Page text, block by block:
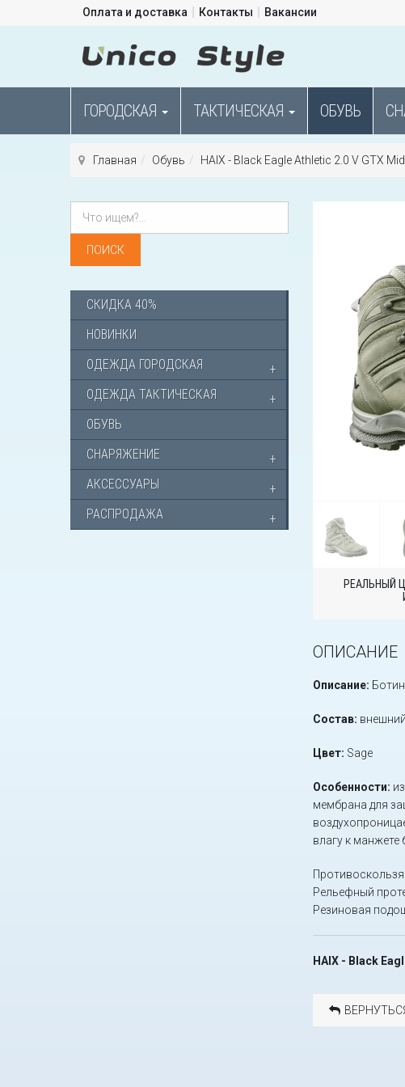
Оплата и доставка Контакты Вакансии
ГОРОДСКАЯ ТАКТИЧЕСКАЯ ОБУВЬ
Главная Обувь HAIX - Black Eagle Athletic 2.0 V GTX
РЕАЛЬНЫЙ
ОПИСАНИЕ
Описание:
Состав:
Цвет: Sage
Особенности:
мембрана для
влагу к манжете
Рельефный
Резиновая
HAIX - Black
СКИДКА 40%
НОВИНКИ
ОДЕЖДА ГОРОДСКАЯ
ОДЕЖДА ТАКТИЧЕСКАЯ
ОБУВЬ
СНАРЯЖЕНИЕ
АКСЕССУАРЫ
РАСПРОДАЖА